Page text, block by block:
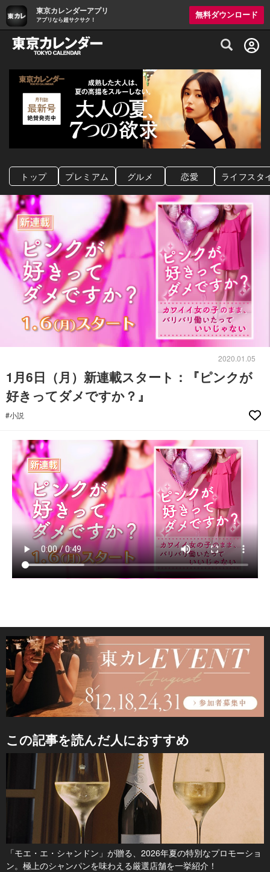
東京カレンダーアプリ
アプリなら超サクサク！
無料ダウンロード
グルメ情報・プレミアムレストラン予約
トップ プレミアム グルメ 恋愛 ライフスタ
2020.01.05
1月6日（月）新連載スタート：『ピンクが
好きってダメですか？』
#小説
この記事を読んだ人におすすめ
「モエ・エ・シャンドン」が贈る、2026年夏の特別なプロモーショ
ン。極上のシャンパンを味わえる厳選店舗を一挙紹介！